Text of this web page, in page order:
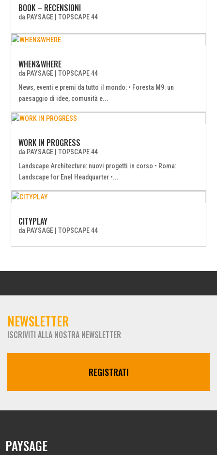
BOOK – RECENSIONI
da PAYSAGE |TOPSCAPE 44
WHEN&WHERE
da PAYSAGE |TOPSCAPE 44
News, eventi e premi da tutto il mondo: • Foresta M9: un
paesaggio di idee, comunità e...
WORK IN PROGRESS
da PAYSAGE |TOPSCAPE 44
Landscape Architecture: nuovi progetti in corso • Roma:
Landscape for Enel Headquarter •...
CITYPLAY
da PAYSAGE |TOPSCAPE 44
NEWSLETTER
ISCRIVITI ALLA NOSTRA NEWSLETTER
REGISTRATI
PAYSAGE